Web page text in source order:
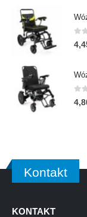
0
0
Kontakt
KONTAKT